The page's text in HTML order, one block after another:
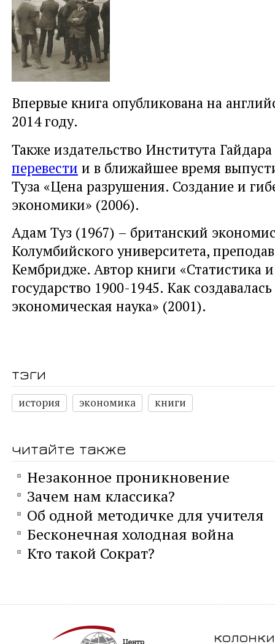
Впервые книга опубликована на
2014 году.
Также издательство Института Гайдара
перевести и в ближайшее время
Туза «Цена разрушения. Создание и
экономики» (2006).
Адам Туз (1967) – британский
Колумбийского университета,
Кембридже. Автор книги «Статистика
государство 1900-1945. Как
экономическая наука» (2001).
тэги
история экономика книги
читайте также
Незаконное проникновение
Зачем нам классика?
Об одной методичке для учителя
Бесконечная холодная война
Кто такой Сократ?
колонки